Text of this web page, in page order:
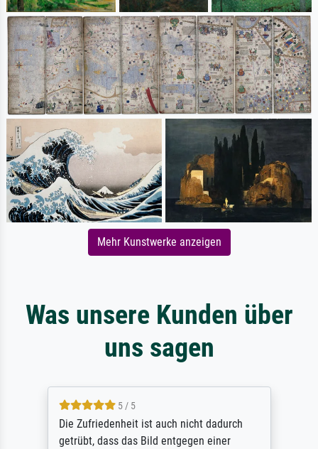
Mehr Kunstwerke anzeigen
Was unsere Kunden über
uns sagen
5 / 5
Die Zufriedenheit ist auch nicht dadurch
getrübt, dass das Bild entgegen einer